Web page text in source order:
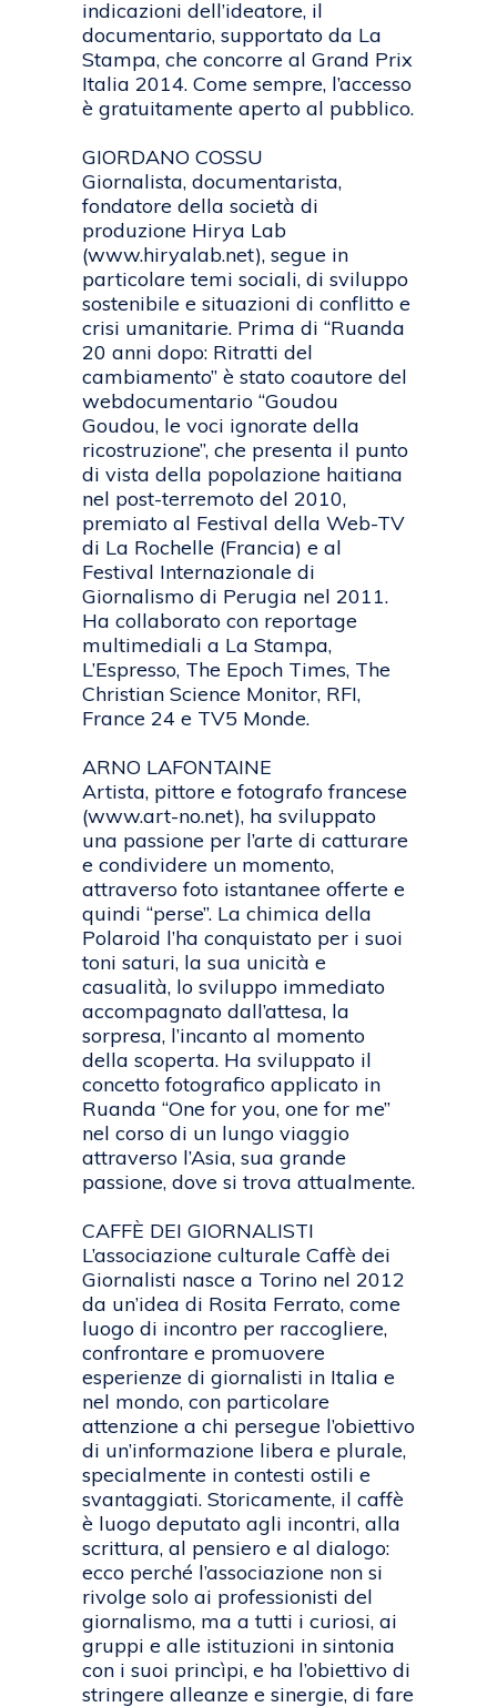
indicazioni dell’ideatore, il
documentario, supportato da La
Stampa, che concorre al Grand Prix
Italia 2014. Come sempre, l’accesso
è gratuitamente aperto al pubblico.
GIORDANO COSSU
Giornalista, documentarista,
fondatore della società di
produzione Hirya Lab
(www.hiryalab.net), segue in
particolare temi sociali, di sviluppo
sostenibile e situazioni di conflitto e
crisi umanitarie. Prima di “Ruanda
20 anni dopo: Ritratti del
cambiamento” è stato coautore del
webdocumentario “Goudou
Goudou, le voci ignorate della
ricostruzione”, che presenta il punto
di vista della popolazione haitiana
nel post-terremoto del 2010,
premiato al Festival della Web-TV
di La Rochelle (Francia) e al
Festival Internazionale di
Giornalismo di Perugia nel 2011.
Ha collaborato con reportage
multimediali a La Stampa,
L’Espresso, The Epoch Times, The
Christian Science Monitor, RFI,
France 24 e TV5 Monde.
ARNO LAFONTAINE
Artista, pittore e fotografo francese
(www.art-no.net), ha sviluppato
una passione per l’arte di catturare
e condividere un momento,
attraverso foto istantanee offerte e
quindi “perse”. La chimica della
Polaroid l’ha conquistato per i suoi
toni saturi, la sua unicità e
casualità, lo sviluppo immediato
accompagnato dall’attesa, la
sorpresa, l’incanto al momento
della scoperta. Ha sviluppato il
concetto fotografico applicato in
Ruanda “One for you, one for me”
nel corso di un lungo viaggio
attraverso l’Asia, sua grande
passione, dove si trova attualmente.
CAFFÈ DEI GIORNALISTI
L’associazione culturale Caffè dei
Giornalisti nasce a Torino nel 2012
da un’idea di Rosita Ferrato, come
luogo di incontro per raccogliere,
confrontare e promuovere
esperienze di giornalisti in Italia e
nel mondo, con particolare
attenzione a chi persegue l’obiettivo
di un’informazione libera e plurale,
specialmente in contesti ostili e
svantaggiati. Storicamente, il caffè
è luogo deputato agli incontri, alla
scrittura, al pensiero e al dialogo:
ecco perché l’associazione non si
rivolge solo ai professionisti del
giornalismo, ma a tutti i curiosi, ai
gruppi e alle istituzioni in sintonia
con i suoi princìpi, e ha l’obiettivo di
stringere alleanze e sinergie, di fare